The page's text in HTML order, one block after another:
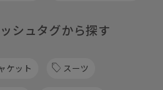
シュタグから探す
ケット スーツ